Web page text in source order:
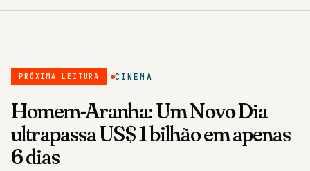
PRÓXIMA LEITURA CINEMA
Homem-Aranha: Um Novo Dia
ultrapassa US$ 1 bilhão em apenas
6 dias